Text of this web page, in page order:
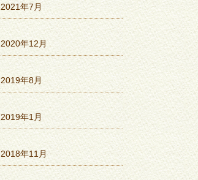
2021年7月
2020年12月
2019年8月
2019年1月
2018年11月